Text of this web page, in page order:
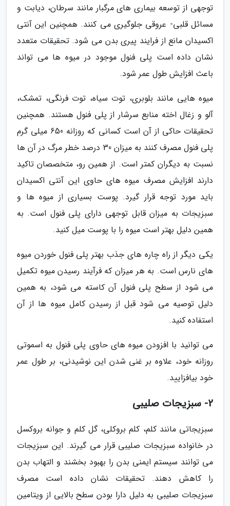
توجهی از توسعه بیماری های مرگبار مانند سرطان، دیابت و
مسائل قلبی- عروقی جلوگیری می کنند. همچنین این آنتی
اکسیدان مانع از فرایند پیری بدن می شود. تحقیقات متعدد
نشان داده است پلی فنول موجود در میوه ها می تواند
باعث افزایش طول عمر شود.
میوه هایی مانند بلوبری، توت سیاه، توت فرنگی، تمشک،
آلو و زغال اخته منابع سرشار از پلی فنول هستند. همچنین
تحقیقات حاکی از آن است کسانی که روزانه 650 میلی گرم
پلی فنول مصرف کنند به میزان 30 درصد خطر مرگ در آن ها
نسبت به دیگران کمتر است. از همین رو، متخصصان تاکید
دارند افزایش مصرف میوه های حاوی این آنتی اکسیدان
باید مورد توجه قرار گیرد. پوست بسیاری از میوه ها و
سبزیجات به میزان قابل توجهی دارای پلی فنول است. به
همین دلیل بهتر است میوه را با پوست میل کنید.
یکی دیگر از راه چاره های جذب بهتر پلی فنول خوردن میوه
های نارس است. به هر میزان که فرآیند رسیدن میوه تکمیل
می شود از سطح پلی فنول آن کاسته می شود، به همین
دلیل توصیه می شود قبل از رسیدن کامل میوه ها از آن
استفاده کنید.
می توانید با افزودن میوه های حاوی پلی فنول به اسموتی
روزانه خود، علاوه بر غنی شدن این نوشیدنی، بر طول عمر
خود بیافزایید.
2- سبزیجات صلیبی
سبزیجاتی مانند کلم، کلم بروکلی، گل کلم و جوانه بروکسل
در خانواده سبزیجات صلیبی قرار می گیرند. این سبزیجات
می توانند سیستم ایمنی بدن را بهبود بخشند و التهاب بدن
را کاهش دهند. تحقیقات نشان داده است مصرف
سبزیجات صلیبی به دلیل دارا بودن سطح بالایی از ویتامین